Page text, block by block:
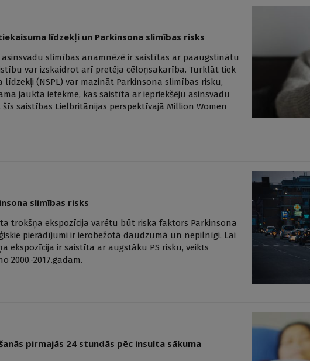
līdzekļi un Parkinsona slimības risks
slimības anamnēzē ir saistītas ar paaugstinātu
var izskaidrot arī pretēja cēloņsakarība. Turklāt tiek
(NSPL) var mazināt Parkinsona slimības risku,
jaukta ietekme, kas saistīta ar iepriekšēju asinsvadu
saistības Lielbritānijas perspektīvajā Million Women
slimības risks
trokšņa ekspozīcija varētu būt riska faktors Parkinsona
pierādījumi ir ierobežotā daudzumā un nepilnīgi. Lai
ekspozīcija ir saistīta ar augstāku PS risku, veikts
2000.-2017.gadam.
pirmajās 24 stundās pēc insulta sākuma